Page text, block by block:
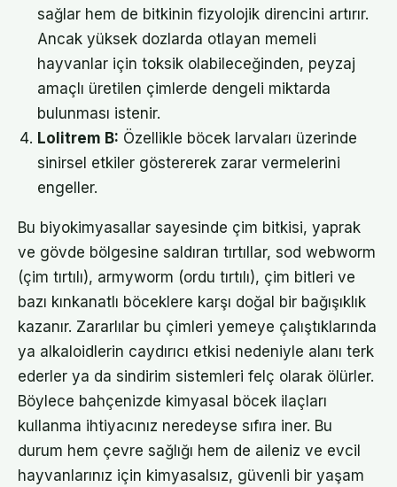
sağlar hem de bitkinin fizyolojik direncini artırır.
Ancak yüksek dozlarda otlayan memeli
hayvanlar için toksik olabileceğinden, peyzaj
amaçlı üretilen çimlerde dengeli miktarda
bulunması istenir.
Lolitrem B: Özellikle böcek larvaları üzerinde
sinirsel etkiler göstererek zarar vermelerini
engeller.
Bu biyokimyasallar sayesinde çim bitkisi, yaprak
ve gövde bölgesine saldıran tırtıllar, sod webworm
(çim tırtılı), armyworm (ordu tırtılı), çim bitleri ve
bazı kınkanatlı böceklere karşı doğal bir bağışıklık
kazanır. Zararlılar bu çimleri yemeye çalıştıklarında
ya alkaloidlerin caydırıcı etkisi nedeniyle alanı terk
ederler ya da sindirim sistemleri felç olarak ölürler.
Böylece bahçenizde kimyasal böcek ilaçları
kullanma ihtiyacınız neredeyse sıfıra iner. Bu
durum hem çevre sağlığı hem de aileniz ve evcil
hayvanlarınız için kimyasalsız, güvenli bir yaşam